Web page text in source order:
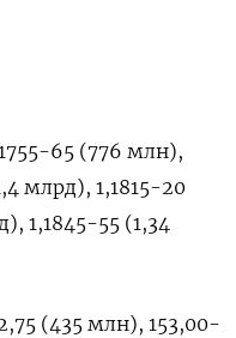
65 (776 млн),
млрд), 1,1815-20
1,1845-55 (1,34
(435 ‌млн), 153,00-